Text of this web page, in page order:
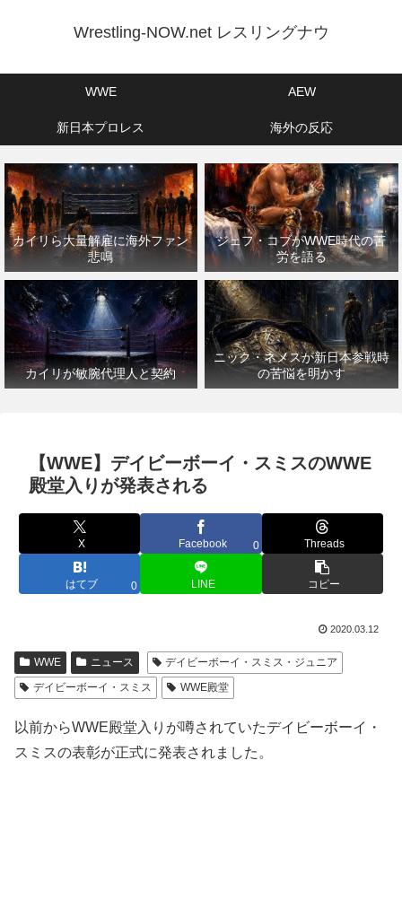
Wrestling-NOW.net レスリングナウ
WWE AEW
新日本プロレス 海外の反応
カイリら大量解雇に海外ファン
悲鳴
ジェフ・コブがWWE時代の苦
労を語る
カイリが敏腕代理人と契約
ニック・ネメスが新日本参戦時
の苦悩を明かす
【WWE】デイビーボーイ・スミスのWWE
殿堂入りが発表される
X Facebook 0 Threads
はてブ 0 LINE コピー
2020.03.12
WWE ニュース
デイビーボーイ・スミス・ジュニア
デイビーボーイ・スミス
WWE殿堂
以前からWWE殿堂入りが噂されていたデイビーボーイ・
スミスの表彰が正式に発表されました。